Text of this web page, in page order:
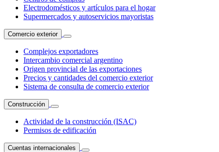
Electrodomésticos y artículos para el hogar
Supermercados y autoservicios mayoristas
Comercio exterior
Complejos exportadores
Intercambio comercial argentino
Origen provincial de las exportaciones
Precios y cantidades del comercio exterior
Sistema de consulta de comercio exterior
Construcción
Actividad de la construcción (ISAC)
Permisos de edificación
Cuentas internacionales